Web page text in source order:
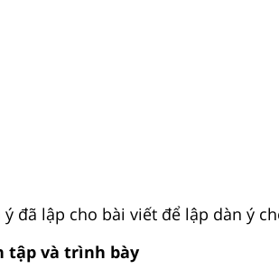
ý đã lập cho bài viết để lập dàn ý
tập và trình bày